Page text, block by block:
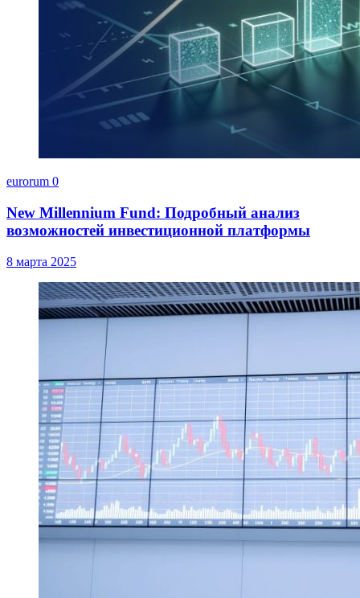
eurorum 0
New Millennium Fund: Подробный анализ
возможностей инвестиционной платформы
8 марта 2025